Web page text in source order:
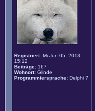
Registriert: Mi Jun 05, 2013
15:12
Beiträge: 167
Wohnort: Glinde
Programmiersprache: Delphi 7